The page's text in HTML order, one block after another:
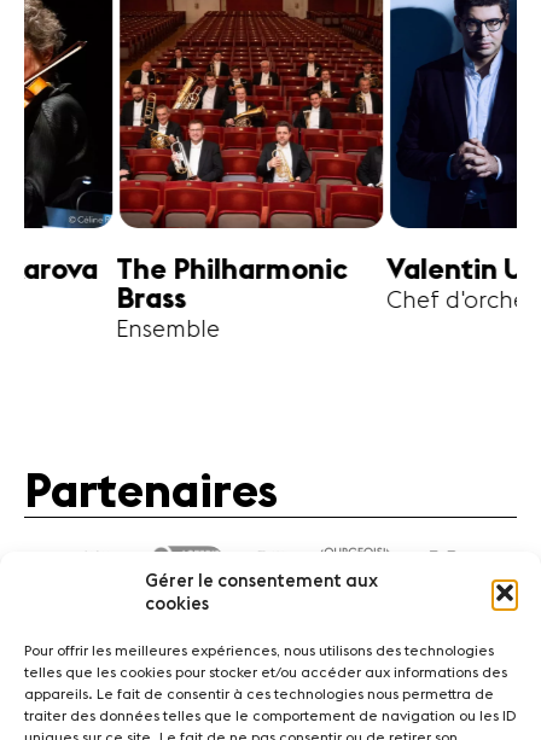
Gérer le consentement aux
cookies
Pour offrir les meilleures expériences, nous utilisons des technologies
telles que les cookies pour stocker et/ou accéder aux informations des
appareils. Le fait de consentir à ces technologies nous permettra de
traiter des données telles que le comportement de navigation ou les ID
Valentin Uryupin
Chef d'orchestre
Amihai
Alto
Partenaires
ActualitésConcerts Bénévoles Médiation